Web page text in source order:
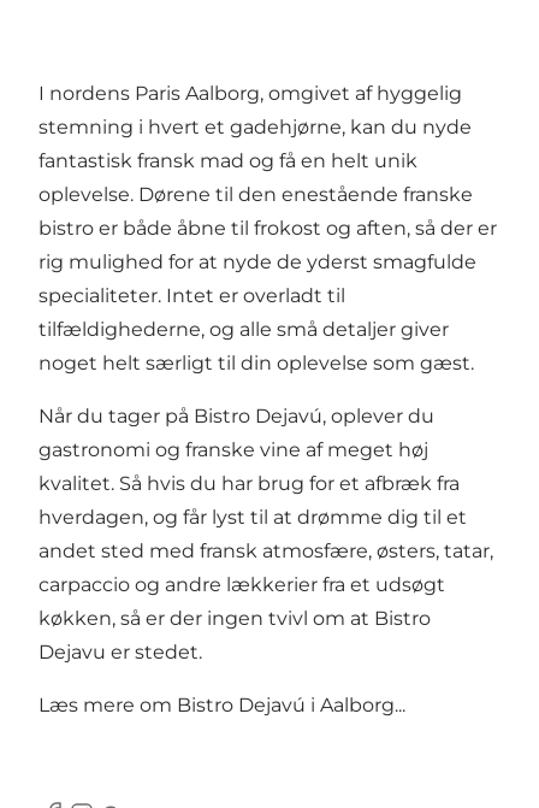
I nordens Paris Aalborg, omgivet af hyggelig
stemning i hvert et gadehjørne, kan du nyde
fantastisk fransk mad og få en helt unik
oplevelse. Dørene til den enestående franske
bistro er både åbne til frokost og aften, så der er
rig mulighed for at nyde de yderst smagfulde
specialiteter. Intet er overladt til
tilfældighederne, og alle små detaljer giver
noget helt særligt til din oplevelse som gæst.
Når du tager på Bistro Dejavú, oplever du
gastronomi og franske vine af meget høj
kvalitet. Så hvis du har brug for et afbræk fra
hverdagen, og får lyst til at drømme dig til et
andet sted med fransk atmosfære, østers, tatar,
carpaccio og andre lækkerier fra et udsøgt
køkken, så er der ingen tvivl om at Bistro
Dejavu er stedet.
Læs mere om Bistro Dejavú i Aalborg...